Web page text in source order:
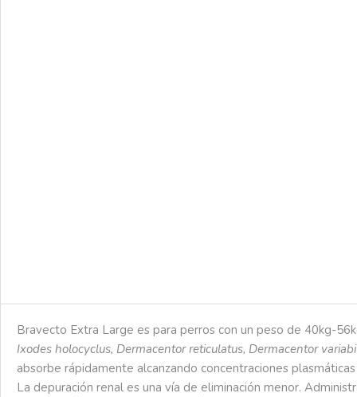
Bravecto Extra Large es para perros con un peso de 40kg-
Ixodes holocyclus, Dermacentor reticulatus, Dermacentor
absorbe rápidamente alcanzando concentraciones
La depuración renal es una vía de eliminación menor.